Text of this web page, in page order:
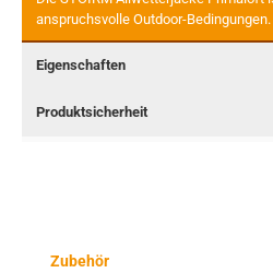
anspruchsvolle Outdoor-
Eigenschaften
Produktsicherheit
Produktgalerie überspringen
Zubehör